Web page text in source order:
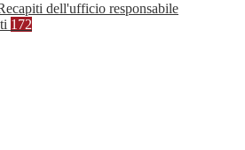
dell'ufficio responsabile
172